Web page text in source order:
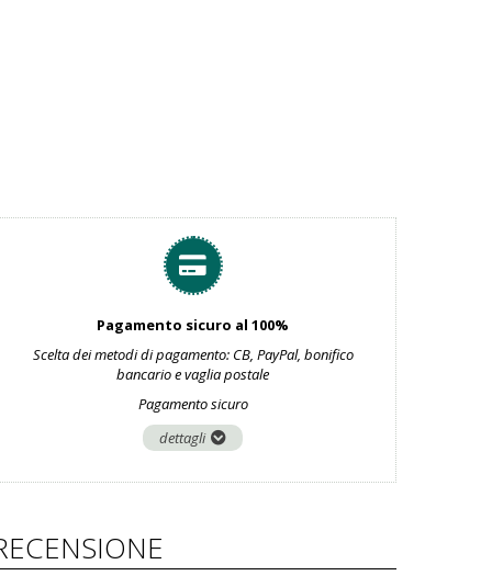
Pagamento sicuro al 100%
Scelta dei metodi di pagamento: CB, PayPal, bonifico
bancario e vaglia postale
Pagamento sicuro
dettagli